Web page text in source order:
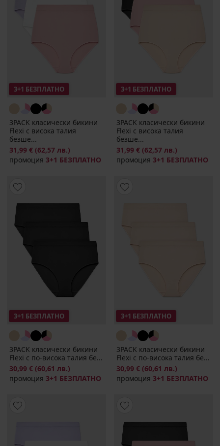
3+1 БЕЗПЛАТНО
3PACK класически бикини
Flexi с висока талия
безше...
31,99 € (62,57 лв.)
промоция 3+1 БЕЗПЛАТНО
3+1 БЕЗПЛАТНО
3PACK класически бикини
Flexi с висока талия
безше...
31,99 € (62,57 лв.)
промоция 3+1 БЕЗПЛАТНО
3+1 БЕЗПЛАТНО
3PACK класически бикини
Flexi с по-висока талия бе...
30,99 € (60,61 лв.)
промоция 3+1 БЕЗПЛАТНО
3+1 БЕЗПЛАТНО
3PACK класически бикини
Flexi с по-висока талия бе...
30,99 € (60,61 лв.)
промоция 3+1 БЕЗПЛАТНО